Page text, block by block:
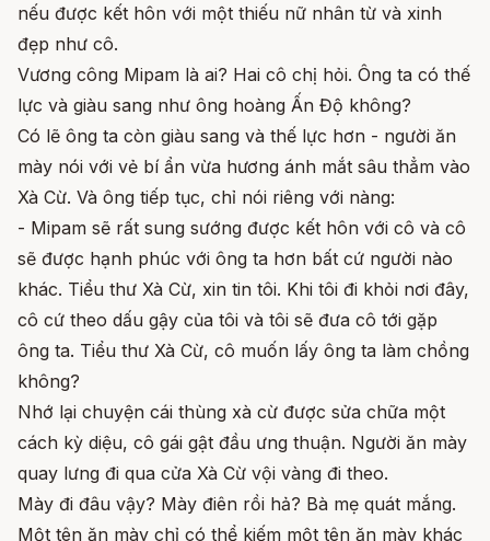
nếu được kết hôn với một thiếu nữ nhân từ và xinh
đẹp như cô.
Vương công Mipam là ai? Hai cô chị hỏi. Ông ta có thế
lực và giàu sang như ông hoàng Ấn Độ không?
Có lẽ ông ta còn giàu sang và thế lực hơn - người ăn
mày nói với vẻ bí ẩn vừa hương ánh mắt sâu thẳm vào
Xà Cừ. Và ông tiếp tục, chỉ nói riêng với nàng:
- Mipam sẽ rất sung sướng được kết hôn với cô và cô
sẽ được hạnh phúc với ông ta hơn bất cứ người nào
khác. Tiểu thư Xà Cừ, xin tin tôi. Khi tôi đi khỏi nơi đây,
cô cứ theo dấu gậy của tôi và tôi sẽ đưa cô tới gặp
ông ta. Tiểu thư Xà Cừ, cô muốn lấy ông ta làm chồng
không?
Nhớ lại chuyện cái thùng xà cừ được sửa chữa một
cách kỳ diệu, cô gái gật đầu ưng thuận. Người ăn mày
quay lưng đi qua cửa Xà Cừ vội vàng đi theo.
Mày đi đâu vậy? Mày điên rồi hả? Bà mẹ quát mắng.
Một tên ăn mày chỉ có thể kiếm một tên ăn mày khác